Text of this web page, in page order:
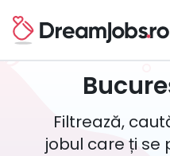
Filtrează,
jobul care ți se